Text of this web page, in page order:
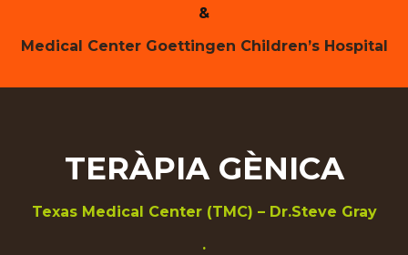
&
Medical Center Goettingen Children’s Hospital
TERÀPIA GÈNICA
Texas Medical Center (TMC) – Dr.Steve Gray
.